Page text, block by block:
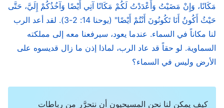
مَكَانًا، وَإِنْ مَضَيْتُ وَأَعْدَدْتُ لَكُمْ مَكَانًا آتِي أَيْضًا وَآخُذُكُمْ إِلَيَّ، حَتَّى
حَيْثُ أَكُونُ أَنَا تَكُونُونَ أَنْتُمْ أَيْضًا" (يوحنا 14: 2-3). لقد أعد الرب
لنا مكاناً في السماء. عندما يعود، سيرفعنا معه إلى مملكته
السماوية. لو حقاً قد عاد الرب، لماذا إذن ما زال قديسوه على
الأرض وليس في السماء؟
كيف يمكن لنا نحن المسيحيون أن نتحرَّر من رباطات